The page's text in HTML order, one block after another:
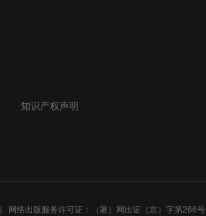
知识产权声明
网络出版服务许可证：（署）网出证（京）字第266号